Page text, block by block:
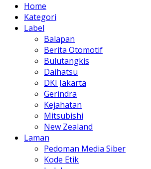
Home
Kategori
Label
Balapan
Berita Otomotif
Bulutangkis
Daihatsu
DKI Jakarta
Gerindra
Kejahatan
Mitsubishi
New Zealand
Laman
Pedoman Media Siber
Kode Etik